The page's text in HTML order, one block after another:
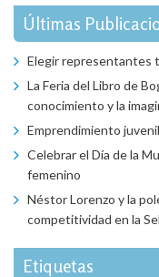
Últimas
Elegir representantes
La Feria del Libro de
conocimiento y la
Emprendimiento
Celebrar el Día de la
femenino
Néstor Lorenzo y la
competitividad en la
Etiquetas